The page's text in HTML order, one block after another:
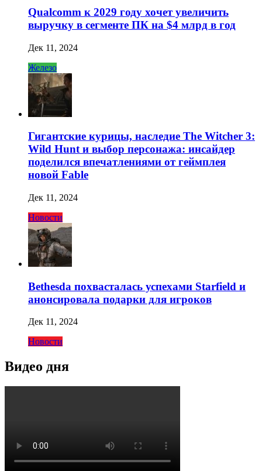
Qualcomm к 2029 году хочет увеличить
выручку в сегменте ПК на $4 млрд в год
Дек 11, 2024
Железо
Гигантские курицы, наследие The Witcher 3:
Wild Hunt и выбор персонажа: инсайдер
поделился впечатлениями от геймплея
новой Fable
Дек 11, 2024
Новости
Bethesda похвасталась успехами Starfield и
анонсировала подарки для игроков
Дек 11, 2024
Новости
Видео дня